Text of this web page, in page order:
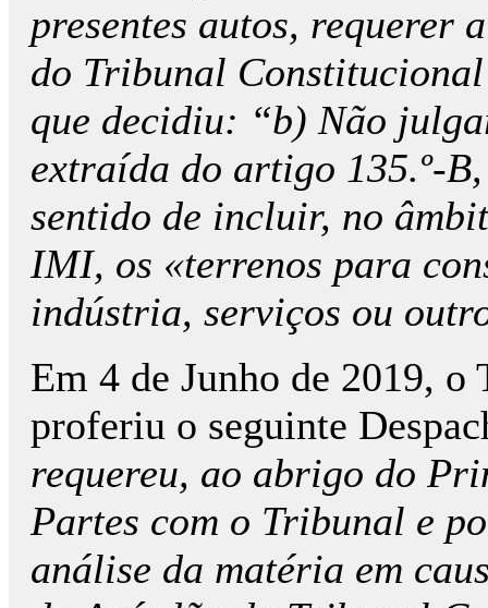
presentes autos, requerer
do Tribunal
que decidiu: “b) Não
extraída do artigo 135.º-
sentido de incluir, no
IMI, os «terrenos para
indústria, serviços ou
Em 4 de Junho de 2019,
proferiu o seguinte
requereu, ao abrigo do
Partes com o Tribunal e
análise da matéria em